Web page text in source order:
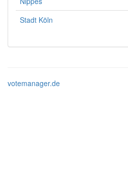
Stadt Köln
votemanager.de